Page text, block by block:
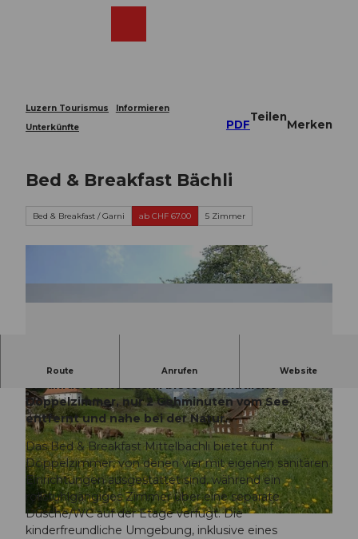
Luzern Tourismus
Informieren
Unterkünfte
PDF
Teilen
Merken
Bed & Breakfast Bächli
Bed & Breakfast / Garni ab CHF 67.00 5 Zimmer
© CC-BY-NC-ND
CC-BY-NC-ND
Route Anrufen Website
Das ruhig gelegene, familienfreundliche Bed &
Breakfast Mittelbächli bietet gemütliche
Doppelzimmer, nur 2 Gehminuten vom See
entfernt und nahe bei der Natur.
Das Bed & Breakfast Mittelbächli bietet fünf
Doppelzimmer, von denen vier mit eigenen sanitären
Einrichtungen ausgestattet sind, während ein
rollstuhlgängiges Zimmer über eine separate
Dusche/WC auf der Etage verfügt. Die
kinderfreundliche Umgebung, inklusive eines